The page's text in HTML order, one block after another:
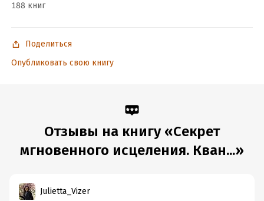
188 книг
Поделиться
Опубликовать свою книгу
Отзывы на книгу «Секрет
мгновенного исцеления. Кван...»
Julietta_Vizer